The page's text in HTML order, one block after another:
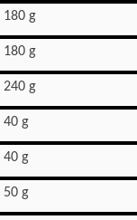
180 g
180 g
240 g
40 g
40 g
50 g